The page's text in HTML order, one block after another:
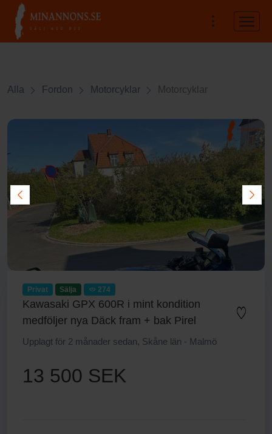
Alla Fordon Motorcyklar Motorcyklar
Privat Sälja 274
Kawasaki GPX 600R i mint kondition
medföljer nya Däck fram + bak Pirel
Upplagt för 2 månader sedan, Skåne län - Malmö
13 500 SEK